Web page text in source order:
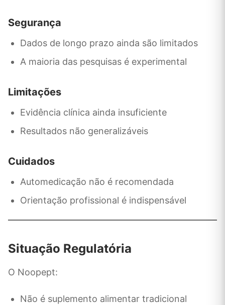
Segurança
Dados de longo prazo ainda são limitados
A maioria das pesquisas é experimental
Limitações
Evidência clínica ainda insuficiente
Resultados não generalizáveis
Cuidados
Automedicação não é recomendada
Orientação profissional é indispensável
Situação Regulatória
O Noopept:
Não é suplemento alimentar tradicional